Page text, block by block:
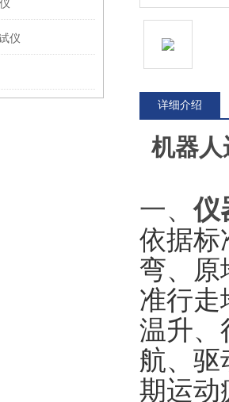
仪
详细介绍
机器人
‌一、仪
依据标
弯、原
准行走
温升、
航、驱
期运动